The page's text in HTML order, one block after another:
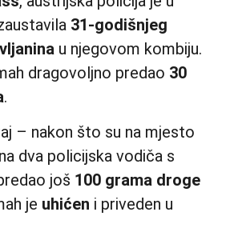
31-godišnjeg
u njegovom kombiju.
dragovoljno predao 30
.
– nakon što su na mjesto
dva policijska vodiča s
još 100 grama droge
je uhićen i priveden u